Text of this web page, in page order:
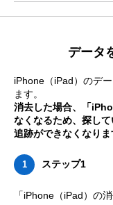
データ
iPhone（iPad）のデ
ます。
消去した場合、「
なくなるため、探し
追跡ができなくなりま
1 ステップ1
「iPhone（iPad）の